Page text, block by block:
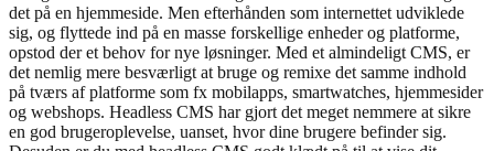
det på en hjemmeside. Men efterhånden som internettet udviklede
sig, og flyttede ind på en masse forskellige enheder og platforme,
opstod der et behov for nye løsninger. Med et almindeligt CMS, er
det nemlig mere besværligt at bruge og remixe det samme indhold
på tværs af platforme som fx mobilapps, smartwatches, hjemmesider
og webshops. Headless CMS har gjort det meget nemmere at sikre
en god brugeroplevelse, uanset, hvor dine brugere befinder sig.